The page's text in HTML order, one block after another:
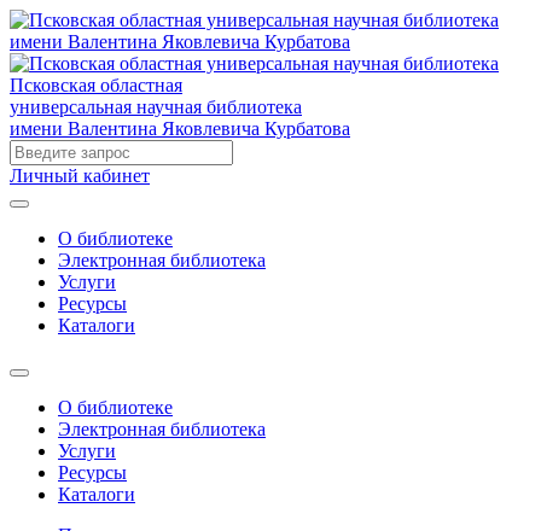
Псковская областная
универсальная научная библиотека
имени Валентина Яковлевича Курбатова
Личный кабинет
О библиотеке
Электронная библиотека
Услуги
Ресурсы
Каталоги
О библиотеке
Электронная библиотека
Услуги
Ресурсы
Каталоги